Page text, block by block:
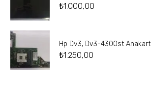
₺1.000,00
Hp Dv3, Dv3-4300st Anakart
₺1.250,00